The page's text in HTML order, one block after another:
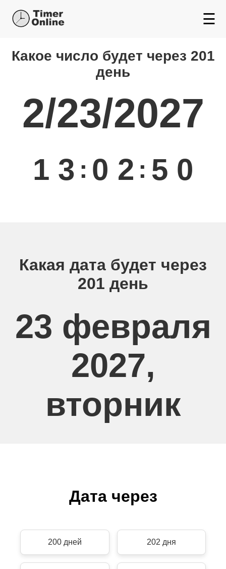
☰
Какой день будет через
Какое число будет через 201
день
2/23/2027
1 3 : 0 2 : 5 0
Какая дата будет через
201 день
23 февраля
2027,
вторник
Дата через
200 дней 202 дня